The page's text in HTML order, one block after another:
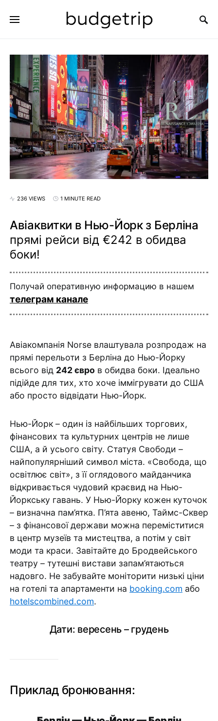
236 VIEWS 1 MINUTE READ
Авіаквитки в Нью-Йорк з Берліна
прямі рейси від €242 в обидва
боки!
Получай оперативную информацию в нашем
телеграм канале
Авіакомпанія Norse влаштувала розпродаж на
прямі перельоти з Берліна до Нью-Йорку
всього від 242 євро в обидва боки. Ідеально
підійде для тих, хто хоче іммігрувати до США
або просто відвідати Нью-Йорк.
Нью-Йорк – один із найбільших торгових,
фінансових та культурних центрів не лише
США, а й усього світу. Статуя Свободи –
найпопулярніший символ міста. «Свобода, що
освітлює світ», з її оглядового майданчика
відкривається чудовий краєвид на Нью-
Йоркську гавань. У Нью-Йорку кожен куточок
– визначна пам’ятка. П’ята авеню, Таймс-Сквер
– з фінансової держави можна переміститися
в центр музеїв та мистецтва, а потім у світ
моди та краси. Завітайте до Бродвейського
театру – тутешні вистави запам’ятаються
надовго. Не забувайте моніторити низькі ціни
на готелі та апартаменти на booking.com або
hotelscombined.com.
Дати: вересень – грудень
Приклад бронювання: